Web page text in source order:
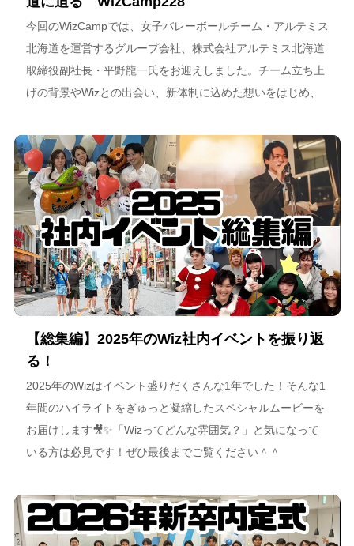
今回のWizCampでは、女子バレーボールチーム・アルテミス
北海道を運営するグループ会社、株式会社アルテミス北海道
取締役副社長・平野龍一氏をお迎えしました。チーム立ち上
げの背景やWizとの出会い、新体制に込めた想いをはじめ、
海道が描く今後のビジョンについて語っています。
【総集編】2025年のWiz社内イベントを振り返
る！
2025年のWizはイベント盛りだくさんな1年でした！そんな1
年間のハイライトをぎゅっと凝縮したスペシャルムービーを
お届けします🎥✨「Wizってどんな雰囲気？」と気になって
いる方は必見です！ぜひ最後までご覧ください＾＾